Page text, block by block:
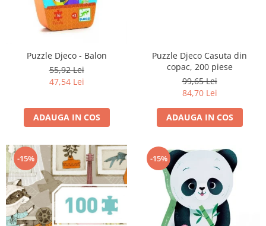
Puzzle Djeco - Balon
55,92 Lei
47,54 Lei
ADAUGA IN COS
Puzzle Djeco Casuta din
copac, 200 piese
99,65 Lei
84,70 Lei
ADAUGA IN COS
-15% -15%